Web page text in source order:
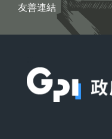
友善連結